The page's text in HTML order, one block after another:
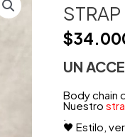
$
UN
Body chain
Nuestro
.
🖤 Estilo,
BODY
CHAIN
PERLA
Y
CADENA
cantidad